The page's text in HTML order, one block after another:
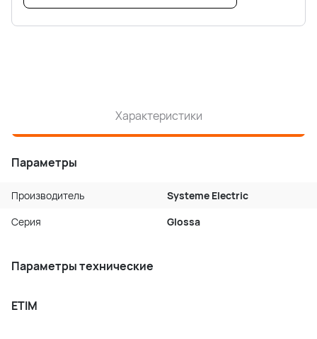
Характеристики
Параметры
Производитель
Systeme Electric
Серия
Glossa
Параметры технические
ETIM